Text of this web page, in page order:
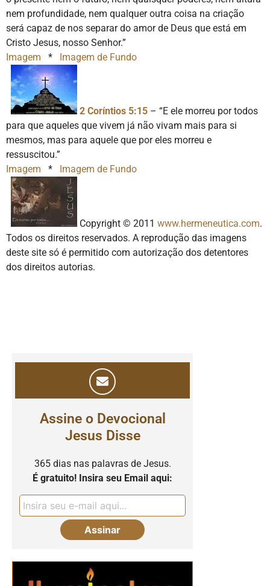
nem profundidade, nem qualquer outra coisa na criação
será capaz de nos separar do amor de Deus que está em
Cristo Jesus, nosso Senhor.”
Imagem * Imagem de Fundo
2 Coríntios 5:15 – “E ele morreu por todos
para que aqueles que vivem já não vivam mais para si
mesmos, mas para aquele que por eles morreu e
ressuscitou.”
Imagem * Imagem de Fundo
Copyright © 2011 www.hermeneutica.com.
Todos os direitos reservados. A reprodução das imagens
deste site só é permitido com autorização dos detentores
dos direitos autorias.
Assine o Devocional
Jesus Disse
365 dias nas palavras de Jesus.
É gratuito! Insira seu Email aqui: